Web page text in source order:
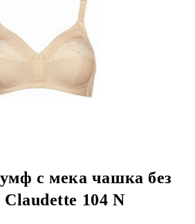
с мека чашка без
Claudette 104 N